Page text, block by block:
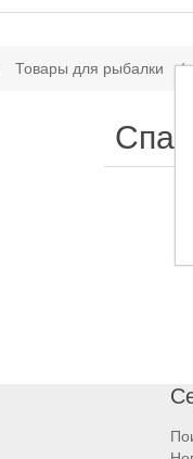
Товары для рыбалки /